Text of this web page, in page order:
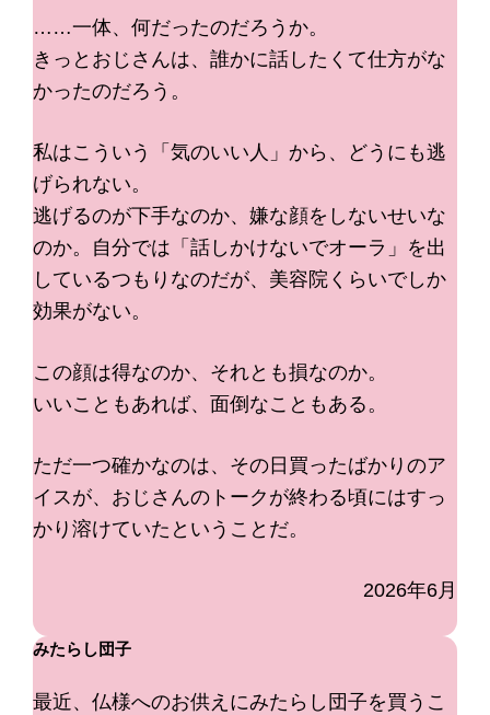
……一体、何だったのだろうか。
きっとおじさんは、誰かに話したくて仕方がな
かったのだろう。
私はこういう「気のいい人」から、どうにも逃
げられない。
逃げるのが下手なのか、嫌な顔をしないせいな
のか。自分では「話しかけないでオーラ」を出
しているつもりなのだが、美容院くらいでしか
効果がない。
この顔は得なのか、それとも損なのか。
いいこともあれば、面倒なこともある。
ただ一つ確かなのは、その日買ったばかりのア
イスが、おじさんのトークが終わる頃にはすっ
かり溶けていたということだ。
2026年6月
みたらし団子
最近、仏様へのお供えにみたらし団子を買うこ